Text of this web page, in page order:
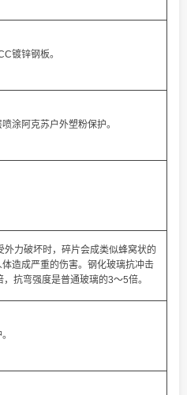
镀锌钢板。
涂阿克苏户外塑粉保护。
外力破坏时，碎片会成类似蜂窝状的
造成严重的伤害。钢化玻璃抗冲击
抗弯强度是普通玻璃的3～5倍。